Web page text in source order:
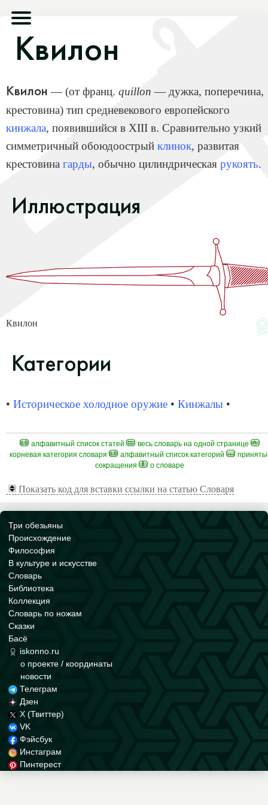
Квилон
Квилон — (от франц. quillon — дужка, поперечина,
крестовина) тип средневекового европейского
кинжала, появившийся в XIII в. Сравнительно узкий
симметричный обоюдоострый клинок, развитая
крестовина гарды, обычно цилиндрическая рукоять.
Иллюстрация
Квилон
Категории
• Историческое холодное оружие• Кинжалы•
алфавитный список статей
весь словарь на одной странице
корневая категория словаря
алфавитный список категорий
сокращения
о словаре
Показать код для вставки ссылки на статью Словаря
Три обезьяны
Происхождение
Философия
В культуре и искусстве
Словарь
Библиотека
Коллекция
Словарь по ножам
Сказки
Басё
iskonno.ru
о проекте / координаты
новости
Телеграм
Дзен
X (Твиттер)
VK
Фэйсбук
Инстаграм
Пинтерест